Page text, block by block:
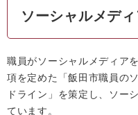
ソーシャルメデ
職員がソーシャルメディア
項を定めた「飯田市職員の
ドライン」を策定し、ソー
ています。